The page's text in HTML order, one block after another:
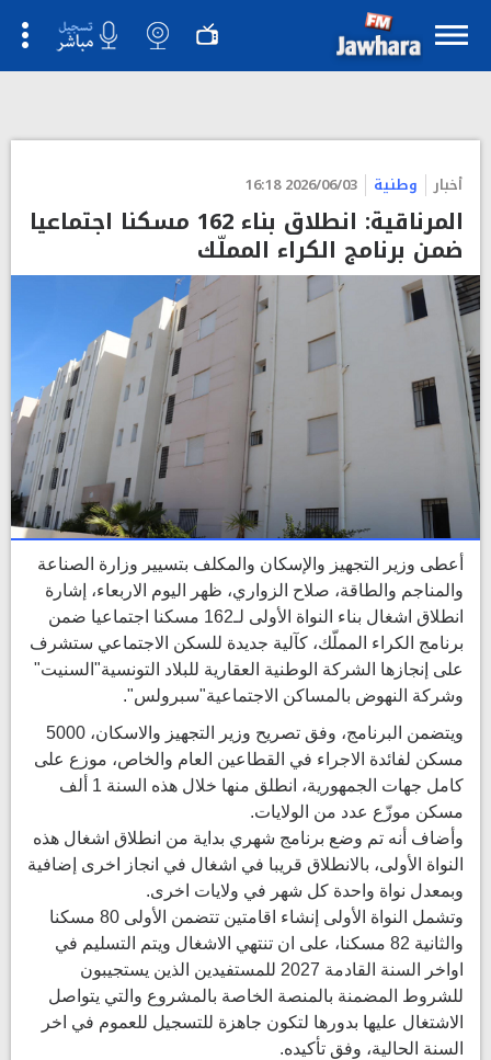
أخبار وطنية 2026/06/03 16:18
المرناقية: انطلاق بناء 162 مسكنا اجتماعيا
ضمن برنامج الكراء المملّك
أعطى وزير التجهيز والإسكان والمكلف بتسيير وزارة الصناعة
والمناجم والطاقة، صلاح الزواري، ظهر اليوم الاربعاء، إشارة
انطلاق اشغال بناء النواة الأولى لـ162 مسكنا اجتماعيا ضمن
برنامج الكراء المملّك، كآلية جديدة للسكن الاجتماعي ستشرف
على إنجازها الشركة الوطنية العقارية للبلاد التونسية"السنيت"
وشركة النهوض بالمساكن الاجتماعية"سبرولس".
ويتضمن البرنامج، وفق تصريح وزير التجهيز والاسكان، 5000
مسكن لفائدة الاجراء في القطاعين العام والخاص، موزع على
كامل جهات الجمهورية، انطلق منها خلال هذه السنة 1 ألف
مسكن موزّع عدد من الولايات.
وأضاف أنه تم وضع برنامج شهري بداية من انطلاق اشغال هذه
النواة الأولى، بالانطلاق قريبا في اشغال في انجاز اخرى إضافية
وبمعدل نواة واحدة كل شهر في ولايات اخرى.
وتشمل النواة الأولى إنشاء اقامتين تتضمن الأولى 80 مسكنا
والثانية 82 مسكنا، على ان تنتهي الاشغال ويتم التسليم في
اواخر السنة القادمة 2027 للمستفيدين الذين يستجيبون
للشروط المضمنة بالمنصة الخاصة بالمشروع والتي يتواصل
الاشتغال عليها بدورها لتكون جاهزة للتسجيل للعموم في اخر
السنة الحالية، وفق تأكيده.